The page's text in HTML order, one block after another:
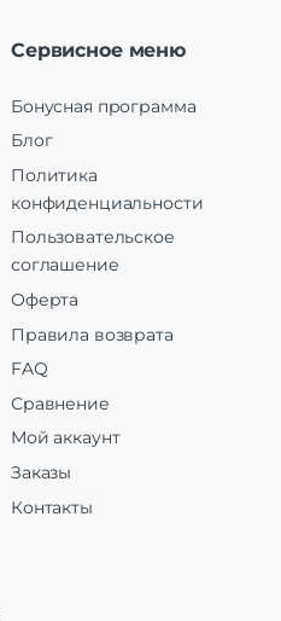
Сервисное меню
Бонусная программа
Блог
Политика
конфиденциальности
Пользовательское
соглашение
Оферта
Правила возврата
FAQ
Сравнение
Мой аккаунт
Заказы
Контакты